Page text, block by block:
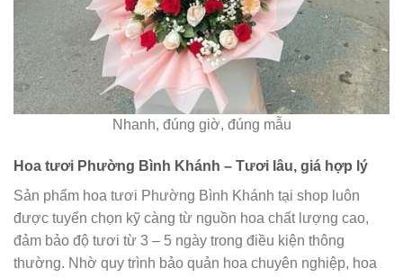
Nhanh, đúng giờ, đúng mẫu
Hoa tươi Phường Bình Khánh – Tươi lâu, giá hợp lý
Sản phẩm hoa tươi Phường Bình Khánh tại shop luôn
được tuyển chọn kỹ càng từ nguồn hoa chất lượng cao,
đảm bảo độ tươi từ 3 – 5 ngày trong điều kiện thông
thường. Nhờ quy trình bảo quản hoa chuyên nghiệp, hoa